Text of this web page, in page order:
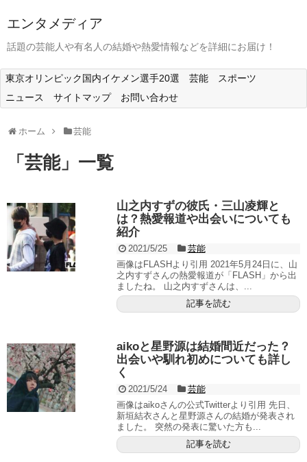
エンタメディア
話題の芸能人や有名人の結婚や熱愛情報などを詳細にお届け！
東京オリンピック国内イケメン選手20選 芸能
スポーツ
ニュース
サイトマップ お問い合わせ
ホーム 芸能
「 芸能」 一覧
山之内すずの彼氏・三山凌輝と
は？熱愛報道や出会いについても
紹介
2021/5/25
芸能
画像はFLASHより引用 2021年5月24日に、山
之内すずさんの熱愛報道が「FLASH」から出
ましたね。 山之内すずさんは、...
記事を読む
aikoと星野源は結婚間近だった？
出会いや馴れ初めについても詳し
く
2021/5/24
芸能
画像はaikoさんの公式Twitterより引用 先日、
新垣結衣さんと星野源さんの結婚が発表され
ました。 突然の発表に驚いた方も...
記事を読む